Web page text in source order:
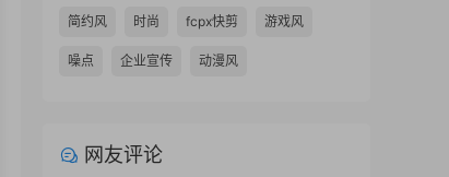
简约风 时尚 fcpx快剪 游戏风
噪点 企业宣传 动漫风
网友评论